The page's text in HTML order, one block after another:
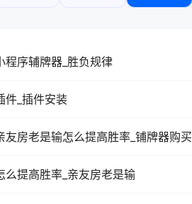
程序辅牌器_胜负规律
件_插件安装
房老是输怎么提高胜率_铺牌器购买
提高胜率_亲友房老是输